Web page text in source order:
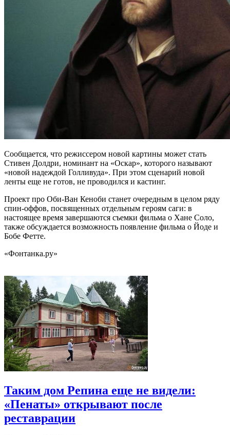
Сообщается, что режиссером новой картины может стать
Стивен Долдри, номинант на «Оскар», которого называют
«новой надеждой Голливуда». При этом сценарий новой
ленты еще не готов, не проводился и кастинг.
Проект про Оби-Ван Кеноби станет очередным в целом ряду
спин-оффов, посвященных отдельным героям саги: в
настоящее время завершаются съемки фильма о Хане Соло,
также обсуждается возможность появление фильма о Йоде и
Бобе Фетте.
«Фонтанка.ру»
Таким дом Репина еще не видели:
«Пенаты» открывают после
реставрации